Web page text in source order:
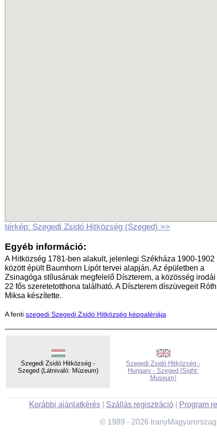
térkép: Szegedi Zsidó Hitközség (Szeged) >>
Egyéb információ:
A Hitközség 1781-ben alakult, jelenlegi Székháza 1900-1902
között épült Baumhorn Lipót tervei alapján. Az épületben a
Zsinagóga stílusának megfelelő Díszterem, a közösség irodái
22 fős szeretetotthona található. A Díszterem díszüvegeit Róth
Miksa készítette.
A fenti szegedi Szegedi Zsidó Hitközség képgalériája
Szegedi Zsidó Hitközség -
Szeged (Látnivaló: Múzeum)
Szegedi Zsidó Hitközség -
Hungary - Szeged (Sight:
Museum)
Korábbi ajánlatkérés| Szállás regisztráció| Program
© 1989 - 2026